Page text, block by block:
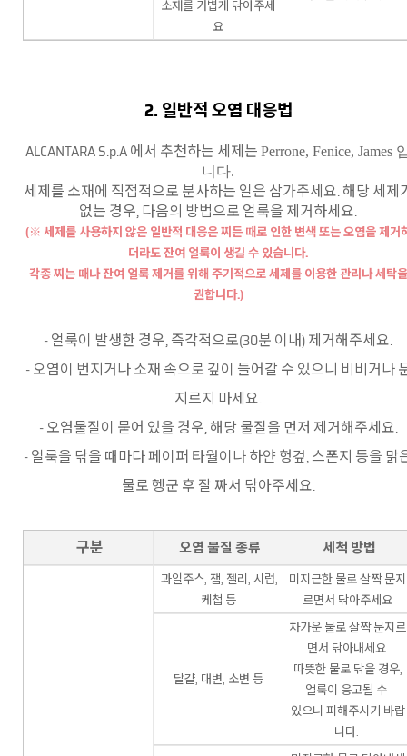
소재를 가볍게 닦아주세
요
2. 일반적 오염 대응법
ALCANTARA S.p.A 에서 추천하는 세제는 Perrone, Fenice, James
니다.
세제를 소재에 직접적으로 분사하는 일은 삼가주세요. 해당 세제
없는 경우, 다음의 방법으로 얼룩을 제거하세요.
(※ 세제를 사용하지 않은 일반적 대응은 찌든 때로 인한 변색 또는 오염을 제거
더라도 잔여 얼룩이 생길 수 있습니다.
각종 찌는 때나 잔여 얼룩 제거를 위해 주기적으로 세제를 이용한 관리나 세탁을
권합니다.)
- 얼룩이 발생한 경우, 즉각적으로(30분 이내) 제거해주세요.
- 오염이 번지거나 소재 속으로 깊이 들어갈 수 있으니 비비거나
지르지 마세요.
- 오염물질이 묻어 있을 경우, 해당 물질을 먼저 제거해주세요.
- 얼룩을 닦을 때마다 페이퍼 타월이나 하얀 헝겊, 스폰지 등을 맑
물로 헹군 후 잘 짜서 닦아주세요.
구분 오염 물질 종류 세척 방법
과일주스, 잼, 젤리, 시럽,
케첩 등
미지근한 물로 살짝 문지
르면서 닦아주세요
달걀, 대변, 소변 등
차가운 물로 살짝 문지르
면서 닦아내세요.
따뜻한 물로 닦을 경우,
얼룩이 응고될 수
있으니 피해주시기 바랍
니다.